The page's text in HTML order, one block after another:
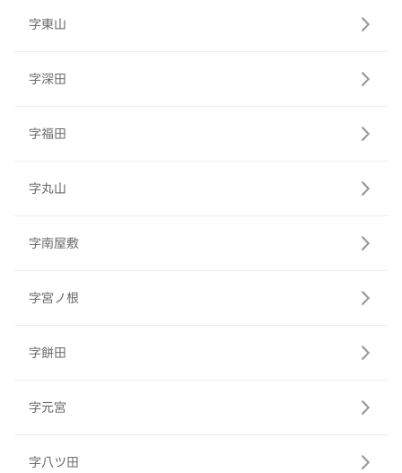
字東山
字深田
字福田
字丸山
字南屋敷
字宮ノ根
字餅田
字元宮
字八ツ田